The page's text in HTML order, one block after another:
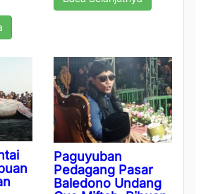
Paguyuban
Pedagang Pasar
Baledono Undang